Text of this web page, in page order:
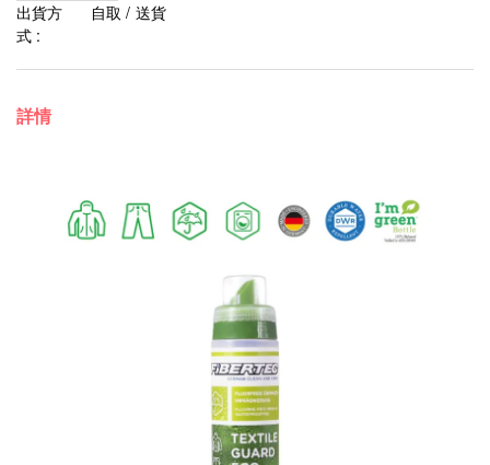
出貨方
式 :
自取 / 送貨
詳情